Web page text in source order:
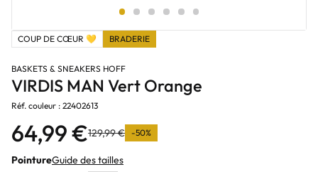
COUP DE CŒUR 💛 BRADERIE
BASKETS & SNEAKERS HOFF
VIRDIS MAN Vert Orange
Réf. couleur : 22402613
64,99 €129,99 € -50%
PointureGuide des tailles